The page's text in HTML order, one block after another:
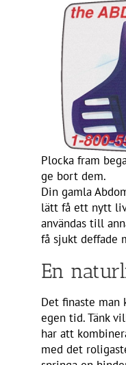
Plocka fram
ge bort dem.
Din gamla
lätt få ett nytt
användas till
få sjukt deffade
En
Det finaste man
egen tid. Tänk
har att
med det